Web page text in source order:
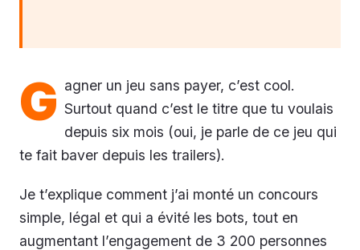
G agner un jeu sans payer, c’est cool.
Surtout quand c’est le titre que tu voulais
depuis six mois (oui, je parle de ce jeu qui
te fait baver depuis les trailers).
Je t’explique comment j’ai monté un concours
simple, légal et qui a évité les bots, tout en
augmentant l’engagement de 3 200 personnes